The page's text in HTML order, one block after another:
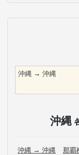
沖縄 → 沖縄
沖縄
沖縄 → 沖縄 那覇